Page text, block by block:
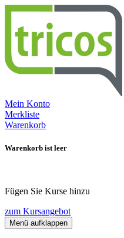
Mein Konto
Merkliste
Warenkorb
Warenkorb ist leer
Fügen Sie Kurse hinzu
zum Kursangebot
Menü aufklappen